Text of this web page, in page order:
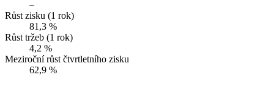
–
Růst zisku (1 rok)
81,3 %
Růst tržeb (1 rok)
4,2 %
Meziroční růst čtvrtletního zisku
62,9 %